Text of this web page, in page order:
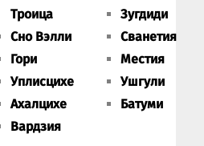
Троица
Сно Вэлли
Гори
Уплисцихе
Ахалцихе
Вардзия
Зугдиди
Сванетия
Местия
Ушгули
Батуми